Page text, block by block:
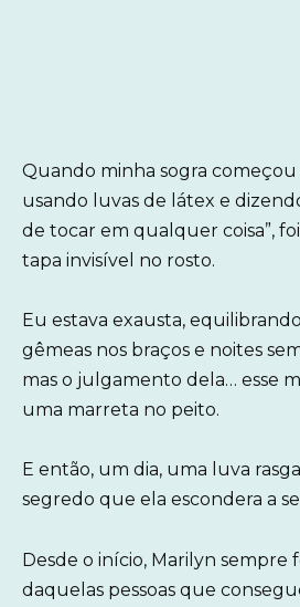
Quando minha sogra começou
usando luvas de látex e
de tocar em qualquer coisa”,
tapa invisível no rosto.
Eu estava exausta,
gêmeas nos braços e noites
mas o julgamento dela… esse
uma marreta no peito.
E então, um dia, uma luva
segredo que ela escondera a
Desde o início, Marilyn sempre
daquelas pessoas que